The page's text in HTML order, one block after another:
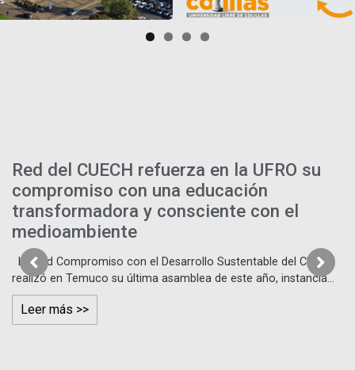
Red del CUECH refuerza en la UFRO su
compromiso con una educación
transformadora y consciente con el
medioambiente
La Red Compromiso con el Desarrollo Sustentable del CUECH
realizó en Temuco su última asamblea de este año, instancia…
Leer más >>